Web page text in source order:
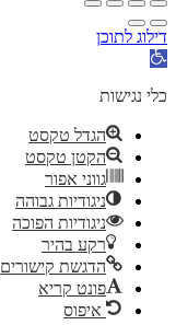
דילוג לתוכן
פתח
נגישות
כלי נגישות
הגדל טקסט
הקטן טקסט
גווני אפור
ניגודיות גבוהה
ניגודיות הפוכה
רקע בהיר
הדגשת קישורים
פונט קריא
איפוס